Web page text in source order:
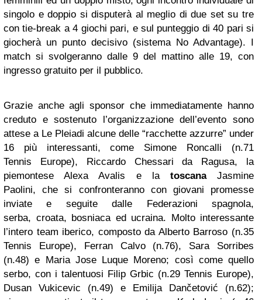
singolo e doppio si disputerà al meglio di due set su tre
con tie-break a 4 giochi pari, e sul punteggio di 40 pari si
giocherà un punto decisivo (sistema No Advantage). I
match si svolgeranno dalle 9 del mattino alle 19, con
ingresso gratuito per il pubblico.
Grazie anche agli sponsor che immediatamente hanno
creduto e sostenuto l’organizzazionedell’evento sono
attese a Le Pleiadi alcune delle “racchette azzurre” under
16 più interessanti, come Simone Roncalli (n.71
Tennis Europe), Riccardo Chessari da Ragusa, la
piemontese Alexa Avalis e la toscanaJasmine
Paolini,che si confronteranno con giovani promesse
inviate e seguite dalle Federazioni spagnola,
serba, croata, bosniaca ed ucraina. Molto interessante
l’intero team iberico, composto da Alberto Barroso (n.35
Tennis Europe), Ferran Calvo (n.76), Sara Sorribes
(n.48) e Maria Jose Luque Moreno; così come quello
serbo, con i talentuosi Filip Grbic (n.29 Tennis Europe),
Dusan Vukicevic (n.49) e Emilija Dančetović (n.62);